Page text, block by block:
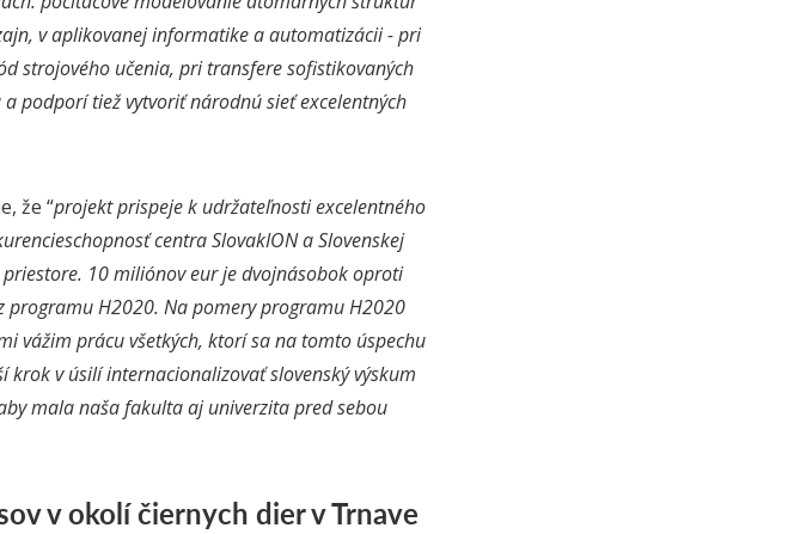
v aplikovanej informatike a automatizácii - pri
strojového učenia, pri transfere sofistikovaných
podporí tiež vytvoriť národnú sieť excelentných
že “projekt prispeje k udržateľnosti excelentného
centra SlovakION a Slovenskej
10 miliónov eur je dvojnásobok oproti
programu H2020. Na pomery programu H2020
vážim prácu všetkých, ktorí sa na tomto úspechu
krok v úsilí internacionalizovať slovenský výskum
mala naša fakulta aj univerzita pred sebou
v okolí čiernych dier v Trnave